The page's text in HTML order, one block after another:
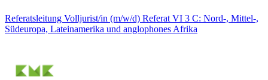
Referatsleitung Volljurist/in (m/w/d) Referat VI 3 C: Nord-, Mittel-,
Südeuropa, Lateinamerika und anglophones Afrika